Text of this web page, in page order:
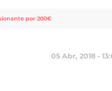
por 200€
05 Abr, 2018 -